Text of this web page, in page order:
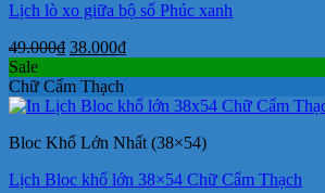
Lịch lò xo giữa bộ số Phúc xanh
49.000₫ Giá
là:
49.000₫.
38.000₫Giá
là:
Sale
Chữ Cẩm Thạch
Bloc Khổ Lớn Nhất (38×54)
Lịch Bloc khổ lớn 38×54 Chữ Cẩm Thạch